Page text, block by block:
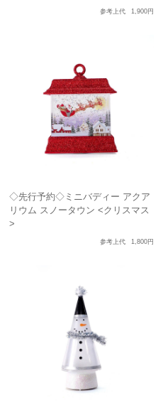
参考上代 1,900円
◇先行予約◇ミニバディー アクア
リウム スノータウン <クリスマス
>
参考上代 1,800円